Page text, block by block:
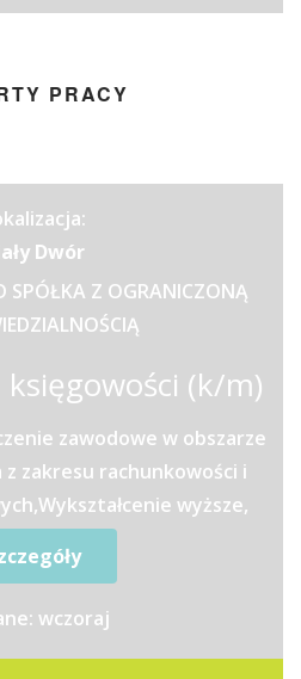
PRACY
Dwór
SPÓŁKA Z OGRANICZONĄ
księgowości (k/m)
zawodowe w obszarze
z zakresu rachunkowości i
wyższe,
wczoraj